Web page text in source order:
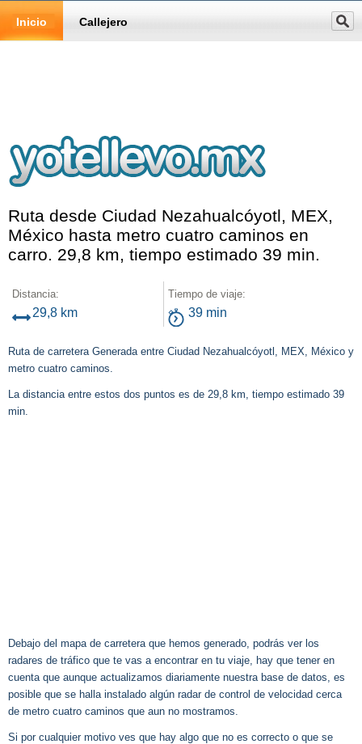
Inicio Callejero
Ruta desde Ciudad Nezahualcóyotl, MEX,
México hasta metro cuatro caminos en
carro. 29,8 km, tiempo estimado 39 min.
Distancia:
29,8 km
Tiempo de viaje:
39 min
Ruta de carretera Generada entre Ciudad Nezahualcóyotl, MEX, México y
metro cuatro caminos.
La distancia entre estos dos puntos es de 29,8 km, tiempo estimado 39
min.
Debajo del mapa de carretera que hemos generado, podrás ver los
radares de tráfico que te vas a encontrar en tu viaje, hay que tener en
cuenta que aunque actualizamos diariamente nuestra base de datos, es
posible que se halla instalado algún radar de control de velocidad cerca
de metro cuatro caminos que aun no mostramos.
Si por cualquier motivo ves que hay algo que no es correcto o que se